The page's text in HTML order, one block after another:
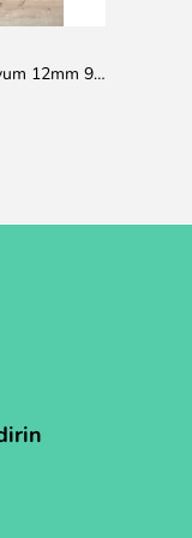
120x50x45h Ultra Clear Akvaryum 12mm 90 derece Birleşim (Otobüs Kargosu İle Gönderim Sağlanmaktadır)